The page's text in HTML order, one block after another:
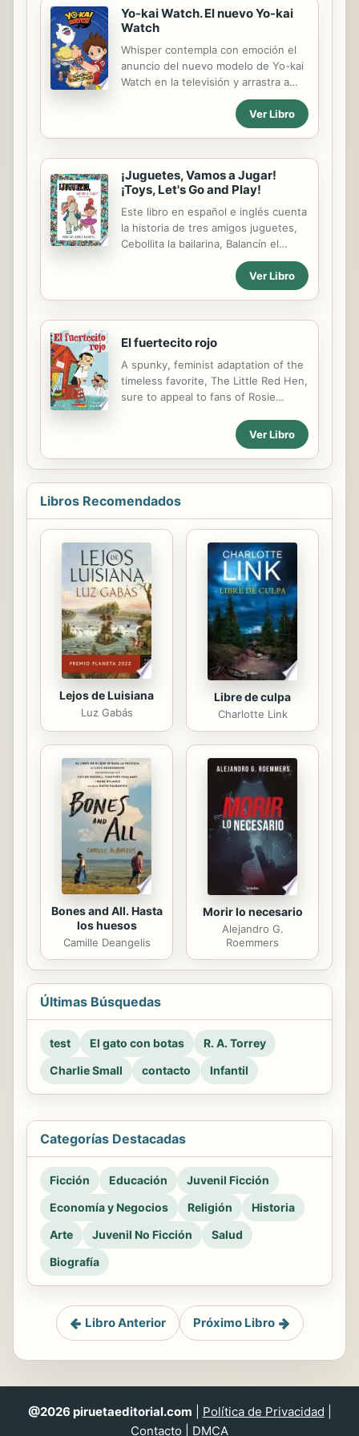
disfrutar una y otra vez. ¡El regalo
perfecto para los más pequeños!
Yo-kai Watch. El nuevo Yo-kai
Watch
Whisper contempla con emoción el
anuncio del nuevo modelo de Yo-kai
Watch en la televisión y arrastra a
Nathan a comprar uno, pero se
encuentran con una larga cola de
Yo-kai que esperan el lanzamiento.
Ver Libro
¡Juguetes, Vamos a Jugar!
¡Toys, Let's Go and Play!
Este libro en español e inglés cuenta
la historia de tres amigos juguetes,
Cebollita la bailarina, Balancín el
caballito y Motitas el payasito. Ellos
se encuentran arrumbados y deciden
salir a buscar y a encontrar la razón
frío. Como todo cuento infantil la
historia está llena de fantasía. Ellos
Samuel y bebé Luis ya tienen otras
actividades y están muy ocupados.
Descubren que la causa principal fue
la Internet y los nuevos electrónicos.
Ellos hacen una carta a los padres y
sienten que con eso su misión está
...
Ver Libro
El fuertecito rojo
A spunky, feminist adaptation of the
timeless favorite, The Little Red Hen,
sure to appeal to fans of Rosie
always full of ideas. One day, she
finds some old boards and decides
to build something. She invites her
and tell her she doesn't know how
to build. "Then I'll learn," she says.
with sprightly text and winsome
pictures is a modern spin on a
timeless favorite that celebrates the
pluck and ingenuity of young
creators everywhere! Ruby tiene
muchas ideas. Un día encuentra
unas tablas y...
Ver Libro
Libros Recomendados
Lejos de Luisiana
Luz Gabás
Libre de culpa
Charlotte Link
Bones and All. Hasta
los huesos
Camille Deangelis
Morir lo necesario
Alejandro G.
Roemmers
Últimas Búsquedas
test El gato con botas
R. A. Torrey
Charlie Small
contacto Infantil
Categorías Destacadas
Ficción Educación
Juvenil Ficción
Economía y Negocios
Religión
Historia
Arte
Juvenil No Ficción
Salud
Biografía
Libro Anterior Próximo Libro
@2026 piruetaeditorial.com Política de Privacidad
Contacto
DMCA